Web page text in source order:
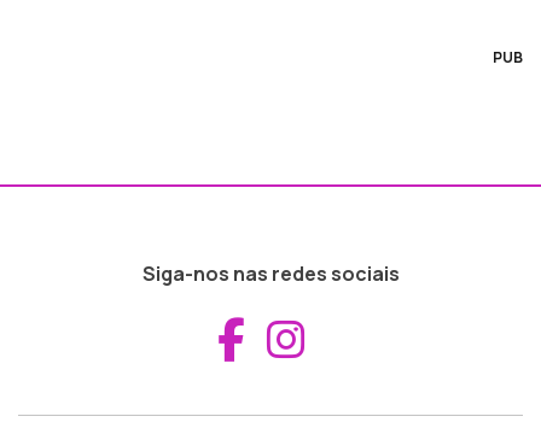
PUB
Siga-nos nas redes sociais
Aceder ao